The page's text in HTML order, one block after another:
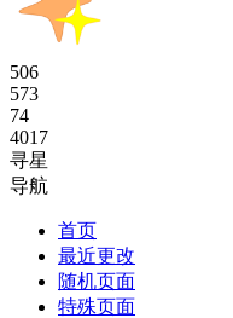
506
573
74
4017
寻星
导航
首页
最近更改
随机页面
特殊页面